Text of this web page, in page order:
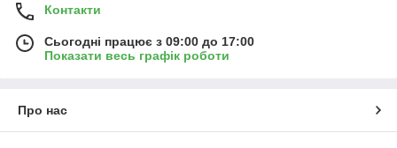
Контакти
Сьогодні працює з 09:00 до 17:00
Показати весь графік роботи
Про нас